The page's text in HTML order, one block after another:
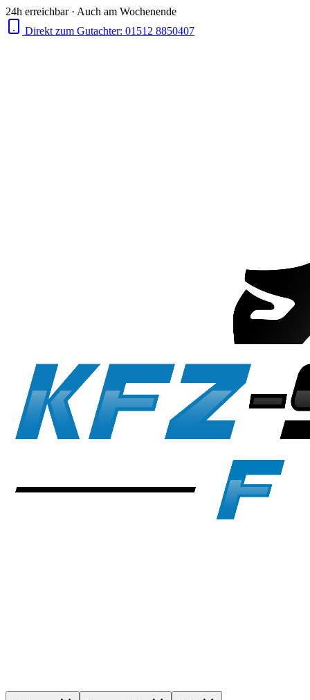
24h erreichbar · Auch am Wochenende
Direkt zum Gutachter: 01512 8850407